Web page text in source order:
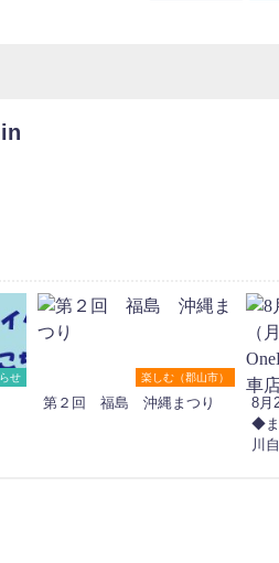
せ 楽しむ（郡山市）
第２回 福島 沖縄まつり
8月
◆ま
川